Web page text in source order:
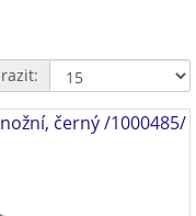
černý /1000485/